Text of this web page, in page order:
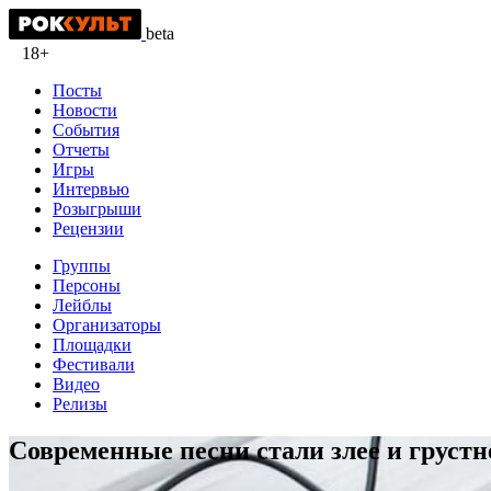
beta
18+
Посты
Новости
События
Отчеты
Игры
Интервью
Розыгрыши
Рецензии
Группы
Персоны
Лейблы
Организаторы
Площадки
Фестивали
Видео
Релизы
Современные песни стали злее и